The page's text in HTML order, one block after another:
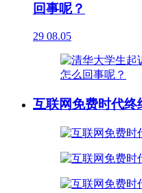
回事呢？
29 08.05
互联网免费时代终